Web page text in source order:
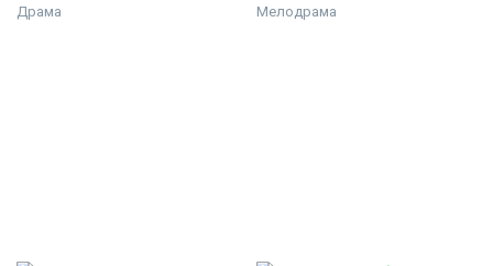
Драма Мелодрама